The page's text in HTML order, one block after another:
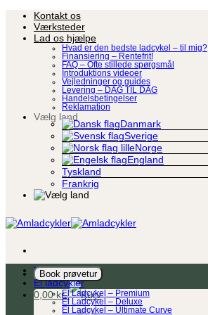
Fortsæt
indhold
Kontakt os
Værksteder
Lad os hjælpe
Hvad er den bedste ladcykel – til mig?
Finansiering – Rentefrit!
FAQ – Ofte stillede spørgsmål
Introduktions videoer
Vejledninger og guides
Levering – DAG TIL DAG
Handelsbetingelser
Reklamation
Vælg land
Danmark
Sverige
Norge
England
Tyskland
Frankrig
Book prøvetur
0,00kr.
Ladcykel
El ladcykler
El Ladcykel – Premium
El Ladcykel – Deluxe
El Ladcykel – Ultimate Curve